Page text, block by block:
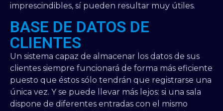
imprescindibles, sí pueden resultar muy útiles.
BASE DE DATOS DE
CLIENTES
Un sistema capaz de almacenar los datos de sus
clientes siempre funcionará de forma más eficiente
puesto que éstos sólo tendrán que registrarse una
única vez. Y se puede llevar más lejos: si una sala
dispone de diferentes entradas con el mismo